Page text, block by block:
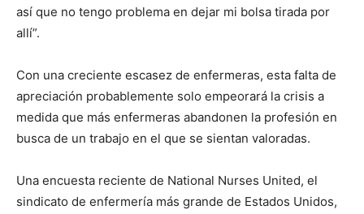
así que no tengo problema en dejar mi bolsa tirada por
allí”.
Con una creciente escasez de enfermeras, esta falta de
apreciación probablemente solo empeorará la crisis a
medida que más enfermeras abandonen la profesión en
busca de un trabajo en el que se sientan valoradas.
Una encuesta reciente de National Nurses United, el
sindicato de enfermería más grande de Estados Unidos,